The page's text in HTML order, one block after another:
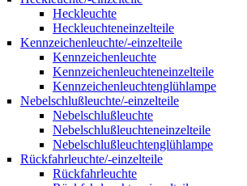
Heckleuchte
Heckleuchteneinzelteile
Kennzeichenleuchte/-einzelteile
Kennzeichenleuchte
Kennzeichenleuchteneinzelteile
Kennzeichenleuchtenglühlampe
Nebelschlußleuchte/-einzelteile
Nebelschlußleuchte
Nebelschlußleuchteneinzelteile
Nebelschlußleuchtenglühlampe
Rückfahrleuchte/-einzelteile
Rückfahrleuchte